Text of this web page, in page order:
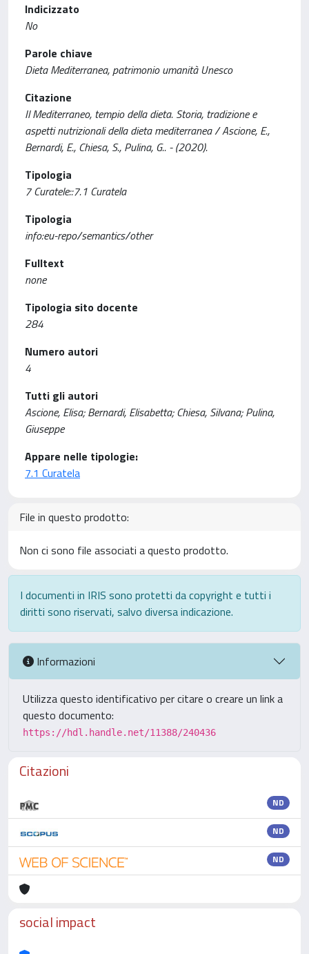
Indicizzato
No
Parole chiave
Dieta Mediterranea, patrimonio umanità Unesco
Citazione
Il Mediterraneo, tempio della dieta. Storia, tradizione e
aspetti nutrizionali della dieta mediterranea / Ascione, E.,
Bernardi, E., Chiesa, S., Pulina, G.. - (2020).
Tipologia
7 Curatele::7.1 Curatela
Tipologia
info:eu-repo/semantics/other
Fulltext
none
Tipologia sito docente
284
Numero autori
4
Tutti gli autori
Ascione, Elisa; Bernardi, Elisabetta; Chiesa, Silvana; Pulina,
Giuseppe
Appare nelle tipologie:
7.1 Curatela
File in questo prodotto:
Non ci sono file associati a questo prodotto.
I documenti in IRIS sono protetti da copyright e tutti i
diritti sono riservati, salvo diversa indicazione.
Informazioni
Utilizza questo identificativo per citare o creare un link a
questo documento:
https://hdl.handle.net/11388/240436
Citazioni
ND
ND
ND
social impact